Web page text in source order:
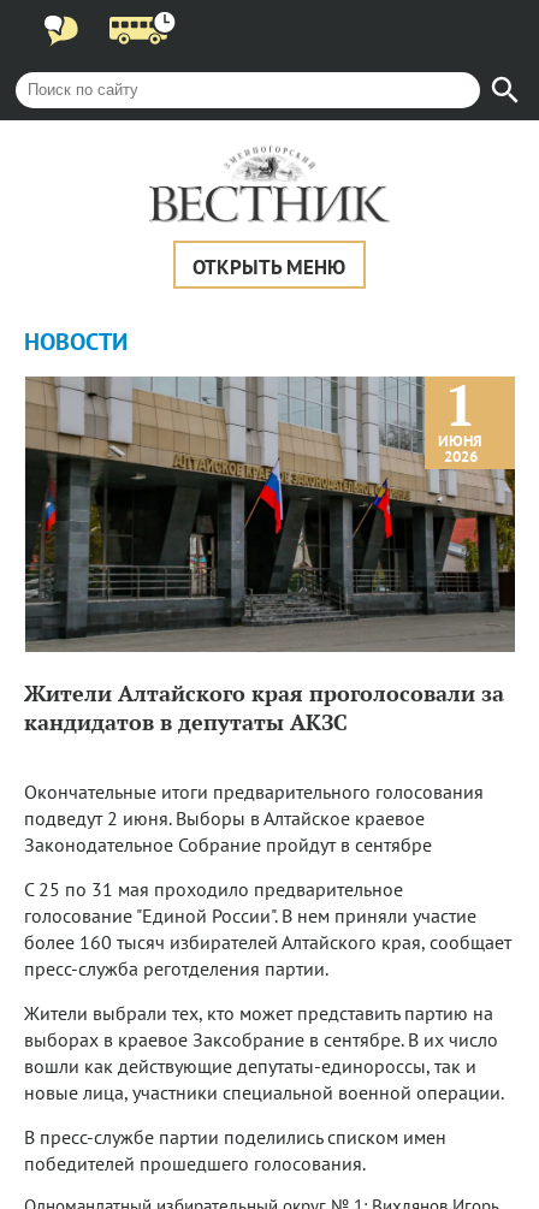
ОТКРЫТЬ МЕНЮ
НОВОСТИ
1
ИЮНЯ
2026
Жители Алтайского края проголосовали за
кандидатов в депутаты АКЗС
Окончательные итоги предварительного голосования
подведут 2 июня. Выборы в Алтайское краевое
Законодательное Собрание пройдут в сентябре
С 25 по 31 мая проходило предварительное
голосование "Единой России". В нем приняли участие
более 160 тысяч избирателей Алтайского края, сообщает
пресс-служба реготделения партии.
Жители выбрали тех, кто может представить партию на
выборах в краевое Заксобрание в сентябре. В их число
вошли как действующие депутаты-единороссы, так и
новые лица, участники специальной военной операции.
В пресс-службе партии поделились списком имен
победителей прошедшего голосования.